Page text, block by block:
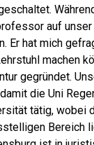
auf
Er hat mich
machen
gegründet.
die Uni
tätig, wobei
Bereich